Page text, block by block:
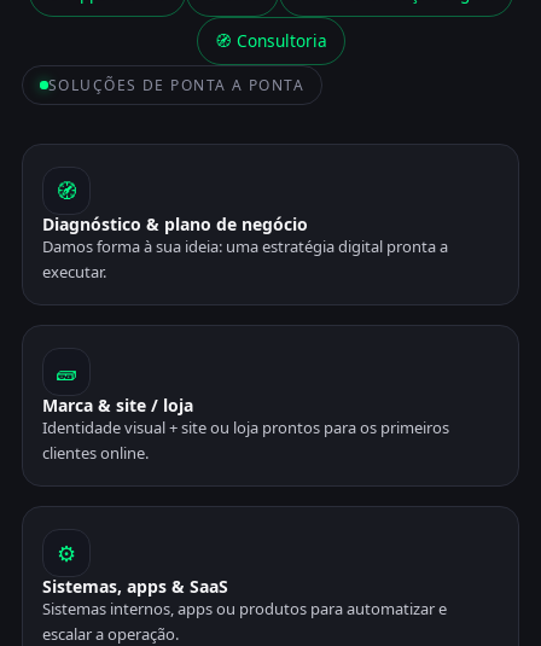
🧭 Consultoria
SOLUÇÕES DE PONTA A PONTA
🧭
Diagnóstico & plano de negócio
Damos forma à sua ideia: uma estratégia digital pronta a
executar.
🧱
Marca & site / loja
Identidade visual + site ou loja prontos para os primeiros
clientes online.
⚙️
Sistemas, apps & SaaS
Sistemas internos, apps ou produtos para automatizar e
escalar a operação.